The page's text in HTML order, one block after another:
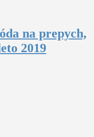
na prepych,
2019